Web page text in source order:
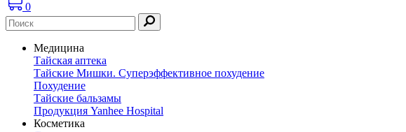
0
Медицина
Тайская аптека
Тайские Мишки. Суперэффективное похудение
Похудение
Тайские бальзамы
Продукция Yanhee Hospital
Косметика